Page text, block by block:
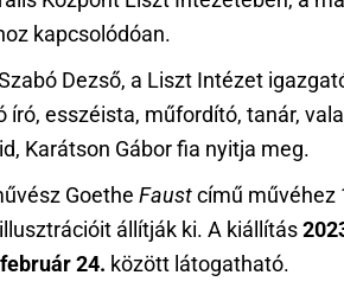
kapcsolódóan.
Dezső, a Liszt Intézet
író, esszéista, műfordító, tanár,
Karátson Gábor fia nyitja meg.
Goethe Faust című művéhez
állítják ki. A kiállítás
24. között látogatható.